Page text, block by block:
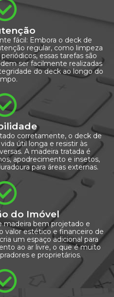
fácil: Embora o deck de
regular, como limpeza
essas tarefas são
ser facilmente realizadas
do deck ao longo do
corretamente, o deck de
útil longa e resistir às
A madeira tratada é
apodrecimento e insetos,
para áreas externas.
do Imóvel
madeira bem projetado e
valor estético e financeiro de
um espaço adicional para
ao ar livre, o que é muito
e proprietários.